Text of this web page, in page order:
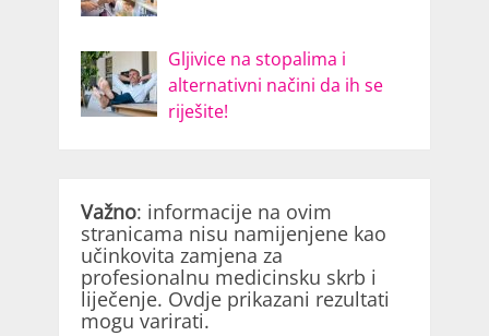
Gljivice na stopalima i
alternativni načini da ih se
riješite!
Važno: informacije na ovim
stranicama nisu namijenjene kao
učinkovita zamjena za
profesionalnu medicinsku skrb i
liječenje. Ovdje prikazani rezultati
mogu varirati.